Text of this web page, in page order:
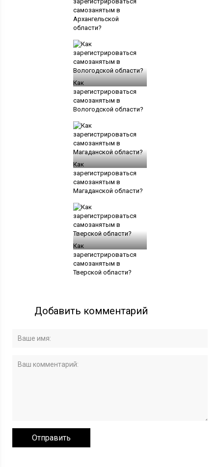
самозанятым в
Архангельской
области?
Как
зарегистрироваться
самозанятым в
Вологодской области?
Как
зарегистрироваться
самозанятым в
Магаданской области?
Как
зарегистрироваться
самозанятым в
Тверской области?
Добавить комментарий